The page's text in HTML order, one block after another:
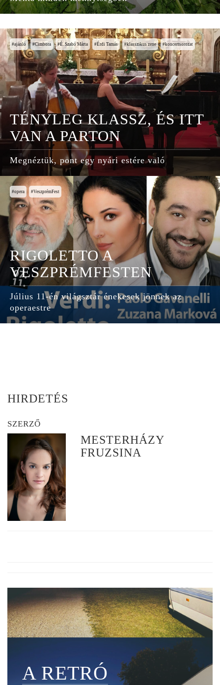
ajánló Cimbora É. Szabó Márta Érdi Tamás klasszikus zene koncertsorozat
TÉNYLEG KLASSZ, ÉS ITT
VAN A PARTON
Megnéztük, pont egy nyári estére való
opera VeszprémFest
RIGOLETTO A
VESZPRÉMFESTEN
Július 11-én világsztár énekesek jönnek az
operaestre
HIRDETÉS
SZERZŐ
MESTERHÁZY
FRUZSINA
A RETRÓ